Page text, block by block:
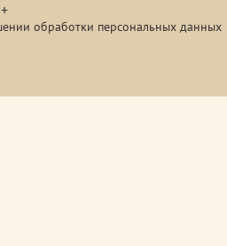
обработки персональных данных